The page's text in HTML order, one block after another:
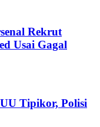
Rekrut
Usai Gagal
Tipikor, Polisi